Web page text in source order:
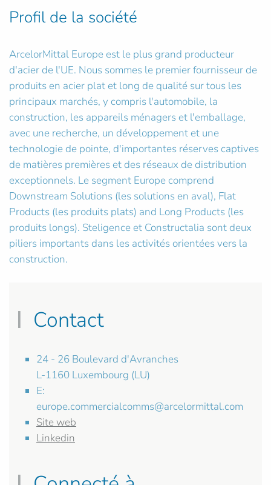
Profil de la société
ArcelorMittal Europe est le plus grand producteur
d'acier de l'UE. Nous sommes le premier fournisseur de
produits en acier plat et long de qualité sur tous les
principaux marchés, y compris l'automobile, la
construction, les appareils ménagers et l'emballage,
avec une recherche, un développement et une
technologie de pointe, d'importantes réserves captives
de matières premières et des réseaux de distribution
exceptionnels. Le segment Europe comprend
Downstream Solutions (les solutions en aval), Flat
Products (les produits plats) and Long Products (les
produits longs). Steligence et Constructalia sont deux
piliers importants dans les activités orientées vers la
construction.
Contact
24 - 26 Boulevard d'Avranches
L-1160 Luxembourg (LU)
E:
europe.commercialcomms@arcelormittal.com
Site web
Linkedin